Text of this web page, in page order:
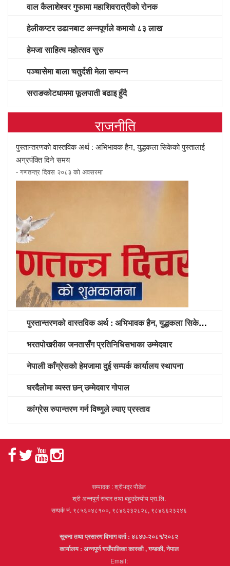
वाल कैलाशेश्वर गुफामा महाशिवरात्रीको रोनक
हेलीकप्टर उडानबाट अन्नपूर्णले कमायो ८३ लाख
हेमजा साहित्य महोत्सव सुरु
पञ्चासेमा बाला चतुर्दशी मेला सम्पन्न
सराङकोटधाममा फूलपाती बढाइ हुँदै
राजनीति
पुस्तान्तरणको वास्तविक अर्थ : अभिभावक हैन, युद्धकला सिकेको पुस्तालाई
अग्रपंक्ति दिने समय
- गणतन्त्र दिवस २०८३ को अवसरमा
पुस्तान्तरणको वास्तविक अर्थ : अभिभावक हैन, युद्धकला सिकेको पुस्तालाई अग्रपंक्ति दिने समय
भरतपोखरीका जनतासँग प्रतिनिधिसभाका उम्मेदवार
नेपाली काँग्रेसको हेमजामा दुई सम्पर्क कार्यालय स्थापना
घरदैलोमा व्यस्त छन् उम्मेदवार गोपाल
कांग्रेस रुपान्तरण गर्न विष्णुले ल्याए प्रस्ताव
सम्पादक : श्रीभद्र पौडेल
श्री अन्नपूर्ण संचार तथा बहुउद्देश्यीय प्रा.लि.
सम्पर्क नं. ९८५६०४८१००, ९८४६२३२८२८, ९८४६६२३२४६
सूचना तथा प्रसारण विभाग दर्ता : ४८४७-२०८१/२०८२
कार्यालय : अन्नपूर्ण गाउँपालिका कास्की , गण्डकी, नेपाल
Email: